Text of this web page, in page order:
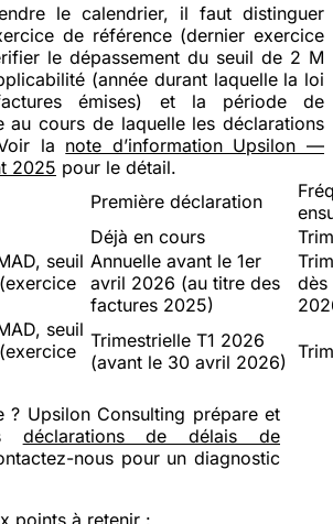
le calendrier, il faut distinguer
de référence(dernier exercice
le dépassement du seuil de 2 M
(année durant laquelle la loi
émises) et la période de
au cours de laquelle les déclarations
la note d’information Upsilon —
2025 pour le détail.
Première déclaration
Déjà en cours
seuil Annuelle avant le 1er
avril 2026 (au titre des
factures 2025)
dès
seuil Trimestrielle T1 2026
(avant le 30 avril 2026)
? Upsilon Consulting prépare et
déclarations de délais de
nous pour un diagnostic
points à retenir :